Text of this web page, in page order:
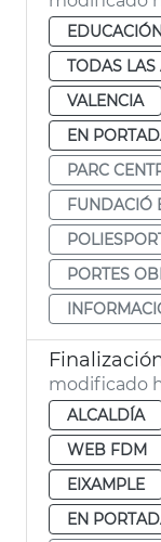
TODAS LAS
VALENCIA
EN
PARC
FUNDACIÓ
PORTES
modificado
ALCALDÍA
WEB FDM
EIXAMPLE
EN